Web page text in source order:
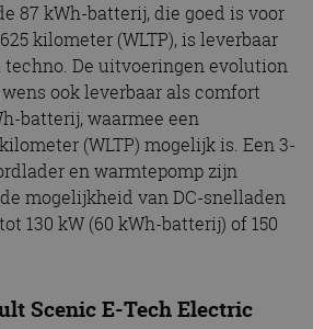
87 kWh-batterij, die goed is voor
kilometer (WLTP), is leverbaar
De uitvoeringen evolution
ook leverbaar als comfort
batterij, waarmee een
(WLTP) mogelijk is. Een 3-
en warmtepomp zijn
mogelijkheid van DC-snelladen
130 kW (60 kWh-batterij) of 150
Scenic E-Tech Electric